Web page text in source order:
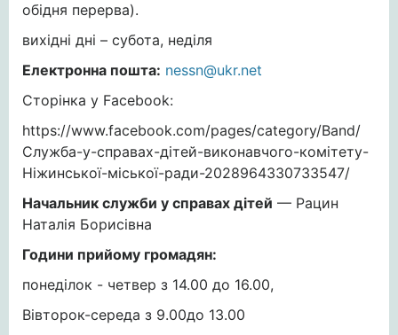
обідня перерва).
вихідні дні – субота, неділя
Електронна пошта: nessn@ukr.net
Сторінка у Facebook:
https://www.facebook.com/pages/category/Band/
Служба-у-справах-дітей-виконавчого-комітету-
Ніжинської-міської-ради-2028964330733547/
Начальник служби у справах дітей — Рацин
Наталія Борисівна
Години прийому громадян:
понеділок - четвер з 14.00 до 16.00,
Вівторок-середа з 9.00до 13.00